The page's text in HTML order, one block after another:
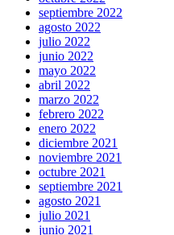
septiembre 2022
agosto 2022
julio 2022
junio 2022
mayo 2022
abril 2022
marzo 2022
febrero 2022
enero 2022
diciembre 2021
noviembre 2021
octubre 2021
septiembre 2021
agosto 2021
julio 2021
junio 2021